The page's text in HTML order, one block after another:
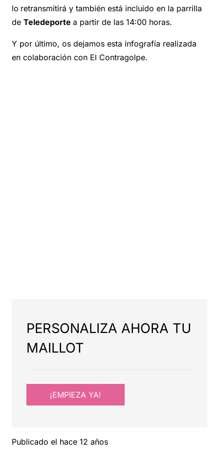
lo retransmitirá y también está incluido en la parrilla
de Teledeporte a partir de las 14:00 horas.
Y por último, os dejamos esta infografía realizada
en colaboración con El Contragolpe.
PERSONALIZA AHORA TU
MAILLOT
¡EMPIEZA YA!
Publicado el hace 12 años